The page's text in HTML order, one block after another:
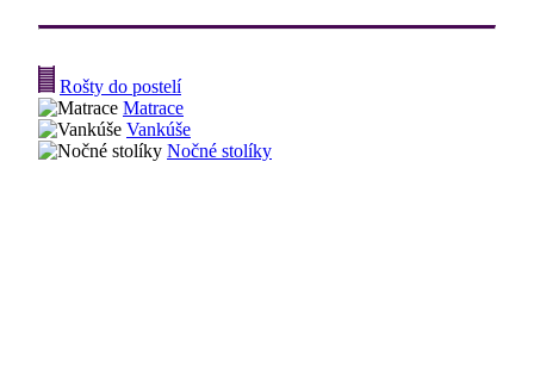
Rošty do postelí
Matrace
Vankúše
Nočné stolíky